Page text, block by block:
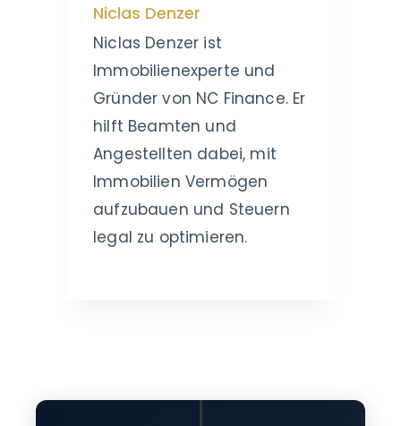
Niclas Denzer
Niclas Denzer ist
Immobilienexperte und
Gründer von NC Finance. Er
hilft Beamten und
Angestellten dabei, mit
Immobilien Vermögen
aufzubauen und Steuern
legal zu optimieren.